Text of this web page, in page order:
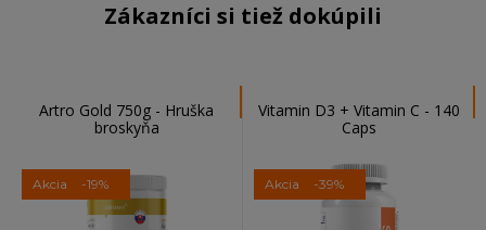
Zákazníci si tiež dokúpili
Artro Gold 750g - Hruška
broskyňa
Akcia -19%
Vitamin D3 + Vitamin C - 140
Caps
Akcia -39%